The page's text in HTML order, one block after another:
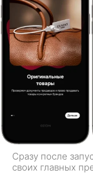
Сразу после
своих главных